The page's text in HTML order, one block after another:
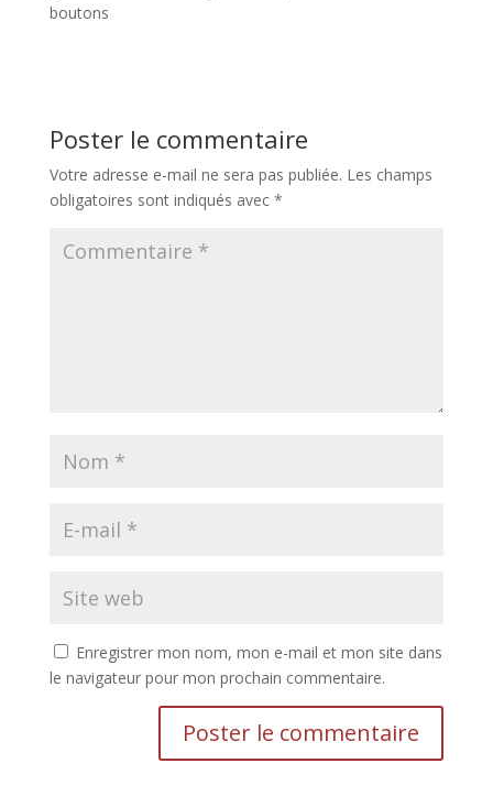
boutons
Poster le commentaire
Votre adresse e-mail ne sera pas publiée. Les champs
obligatoires sont indiqués avec *
Enregistrer mon nom, mon e-mail et mon site dans
le navigateur pour mon prochain commentaire.